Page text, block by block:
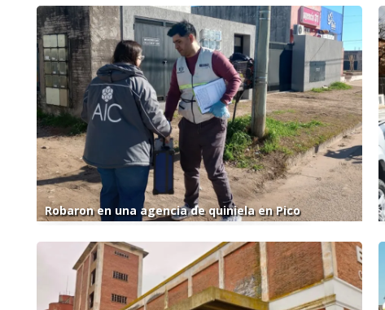
Robaron en una agencia de quiniela en Pico